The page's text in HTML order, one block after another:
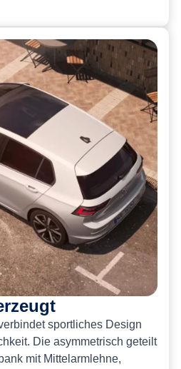
sportliches Design
Die asymmetrisch geteilt
mit Mittelarmlehne,